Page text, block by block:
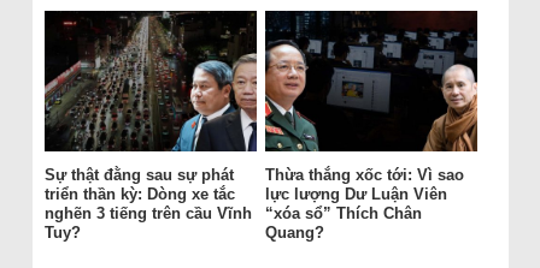
Sự thật đằng sau sự phát
triển thần kỳ: Dòng xe tắc
nghẽn 3 tiếng trên cầu Vĩnh
Tuy?
Thừa thắng xốc tới: Vì sao
lực lượng Dư Luận Viên
“xóa sổ” Thích Chân
Quang?